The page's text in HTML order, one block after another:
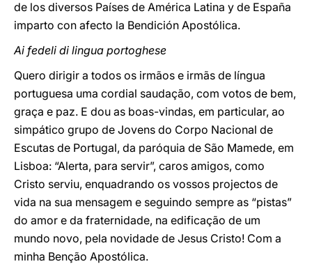
de los diversos Países de América Latina y de España
imparto con afecto la Bendición Apostólica.
Ai fedeli di lingua portoghese
Quero dirigir a todos os irmãos e irmãs de língua
portuguesa uma cordial saudação, com votos de bem,
graça e paz. E dou as boas-vindas, em particular, ao
simpático grupo de Jovens do Corpo Nacional de
Escutas de Portugal, da paróquia de São Mamede, em
Lisboa: “Alerta, para servir”, caros amigos, como
Cristo serviu, enquadrando os vossos projectos de
vida na sua mensagem e seguindo sempre as “pistas”
do amor e da fraternidade, na edificação de um
mundo novo, pela novidade de Jesus Cristo! Com a
minha Benção Apostólica.